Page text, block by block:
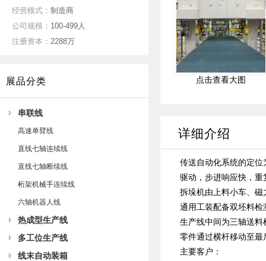
经营模式： 制造商
公司规模： 100-499人
注册资本： 2288万
展品分类
串联线
高速单臂线
直线七轴连续线
直线七轴断续线
桁架机械手连续线
六轴机器人线
热成型生产线
多工位生产线
线末自动装箱
点击查看大图
详细介绍
传送自动化系统的定
驱动，步进响应快，重
拆垛机由上料小车、
通用工装配备双坯料
生产线中间为三轴送
零件通过横杆移动至
主要客户：